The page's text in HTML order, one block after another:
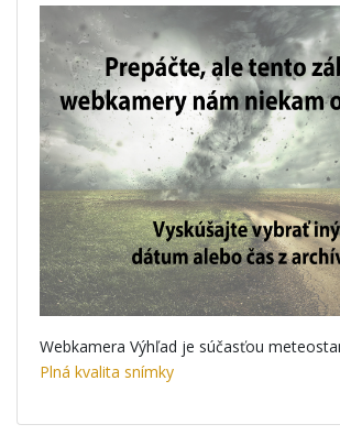
Webkamera Výhľad je súčasťou
Plná kvalita snímky